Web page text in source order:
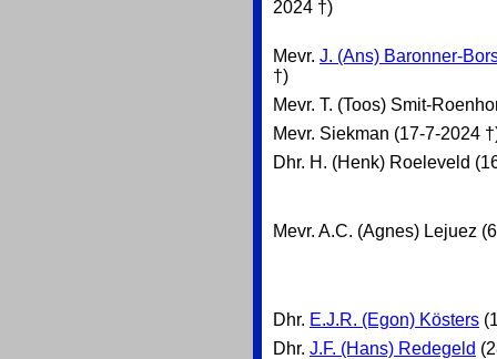
2024 †)
Mevr. J. (Ans) Baronner-
†)
Mevr. T. (Toos) Smit-
Mevr. Siekman (17-7-2024
Dhr. H. (Henk) Roeleveld
Mevr. A.C. (Agnes) Lejuez
Dhr. E.J.R. (Egon) Kösters
Dhr. J.F. (Hans) Redegeld